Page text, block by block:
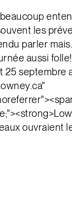
les
parler
aussi
25 septembre
ouvraient